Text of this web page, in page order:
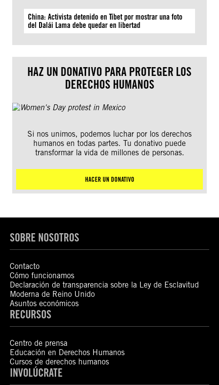
China: Activista detenido en Tíbet por mostrar una foto
del Dalái Lama debe quedar en libertad
HAZ UN DONATIVO PARA PROTEGER LOS
DERECHOS HUMANOS
Si nos unimos, podemos luchar por los derechos
humanos en todas partes. Tu donativo puede
transformar la vida de millones de personas.
HACER UN DONATIVO
SOBRE NOSOTROS
Contacto
Cómo funcionamos
Declaración de transparencia sobre la Ley de Esclavitud
Moderna de Reino Unido
Asuntos económicos
RECURSOS
Centro de prensa
Educación en Derechos Humanos
Cursos de derechos humanos
INVOLÚCRATE